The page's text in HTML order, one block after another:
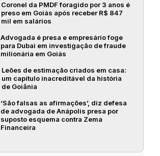
Coronel da PMDF foragido por 3 anos é
preso em Goiás após receber R$ 847
mil em salários
Advogada é presa e empresário foge
para Dubai em investigação de fraude
milionária em Goiás
Leões de estimação criados em casa:
um capítulo inacreditável da história
de Goiânia
‘São falsas as afirmações’, diz defesa
de advogada de Anápolis presa por
suposto esquema contra Zema
Financeira